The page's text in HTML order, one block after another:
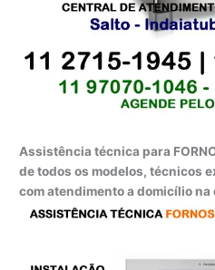
Assistência técnica para
de todos os modelos, técnicos
com atendimento a domicílio na